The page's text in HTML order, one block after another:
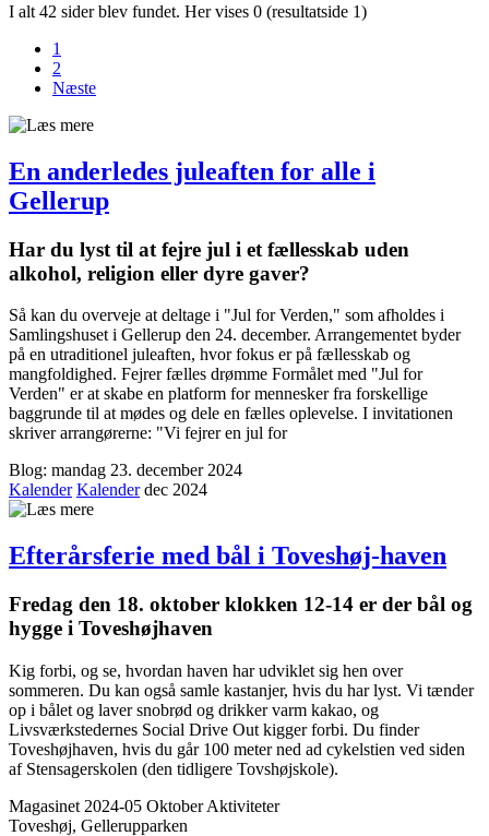
I alt 42 sider blev fundet. Her vises 0 (resultatside 1)
1
2
Næste
En anderledes juleaften for alle i
Gellerup
Har du lyst til at fejre jul i et fælles­skab uden
alkohol, religion eller dyre gaver?
Så kan du overveje at deltage i "Jul for Verden," som afholdes i
Samlingshuset i Gellerup den 24. december. Arrangementet byder
på en utraditionel juleaften, hvor fokus er på fællesskab og
mangfoldighed. Fejrer fælles drømme Formålet med "Jul for
Verden" er at skabe en platform for mennesker fra forskellige
baggrunde til at mødes og dele en fælles oplevelse. I invitationen
skriver arrangørerne: "Vi fejrer en jul for
Blog: mandag 23. december 2024
Kalender Kalenderdec 2024
Efterårsferie med bål i Toveshøj-haven
Fredag den 18. oktober klokken 12-14 er der bål og
hygge i Toveshøjhaven
Kig forbi, og se, hvordan haven har udviklet sig hen over
sommeren. Du kan også samle kastanjer, hvis du har lyst. Vi tænder
op i bålet og laver snobrød og drikker varm kakao, og
Livsværkstedernes Social Drive Out kigger forbi. Du finder
Toveshøjhaven, hvis du går 100 meter ned ad cykelstien ved siden
af Stens­agerskolen (den tidligere Tovshøjskole).
Magasinet 2024-05 Oktober Aktiviteter
Toveshøj, Gellerupparken